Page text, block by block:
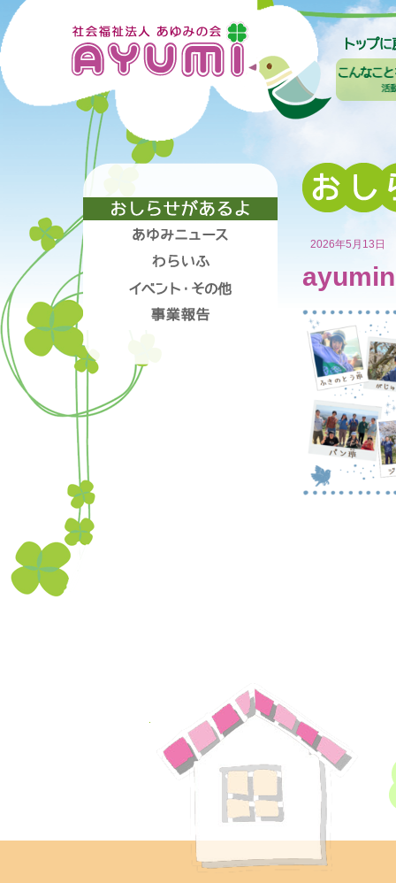
2026年5月13日